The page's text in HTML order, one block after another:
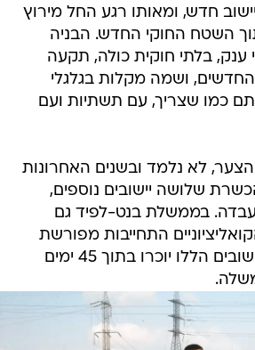
חדש, ומאותו רגע החל מירוץ
השטח החוקי החדש. הבניה
ענק, בלתי חוקית כולה, תקעה
ושמה מקלות בגלגלי
כמו שצריך, עם תשתיות ועם
לא נלמד ובשנים האחרונות
שלושה יישובים נוספים,
בממשלת בנט-לפיד גם
התחייבות מפורשת
למפלגת רע"מ שהיישובים הללו יוכרו בתוך 45 ימים